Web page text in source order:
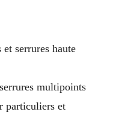
serrures haute
multipoints
particuliers et